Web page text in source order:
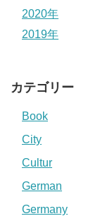
2020年
2019年
カテゴリー
Book
City
Cultur
German
Germany